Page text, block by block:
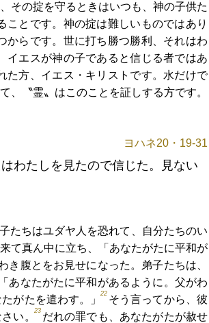
その掟を守るときはいつも、神の子供た
ことです。神の掟は難しいものではあり
からです。世に打ち勝つ勝利、それはわ
イエスが神の子であると信じる者ではあ
た方、イエス・キリストです。水だけで
、〝霊〟はこのことを証しする方です。
ヨハネ20・19-31
わたしを見たので信じた。見ない
たちはユダヤ人を恐れて、自分たちのい
て真ん中に立ち、「あなたがたに平和が
き腹とをお見せになった。弟子たちは、
あなたがたに平和があるように。父がわ
がたを遣わす。」
22
そう言ってから、彼
い。
23
だれの罪でも、あなたがたが赦せ